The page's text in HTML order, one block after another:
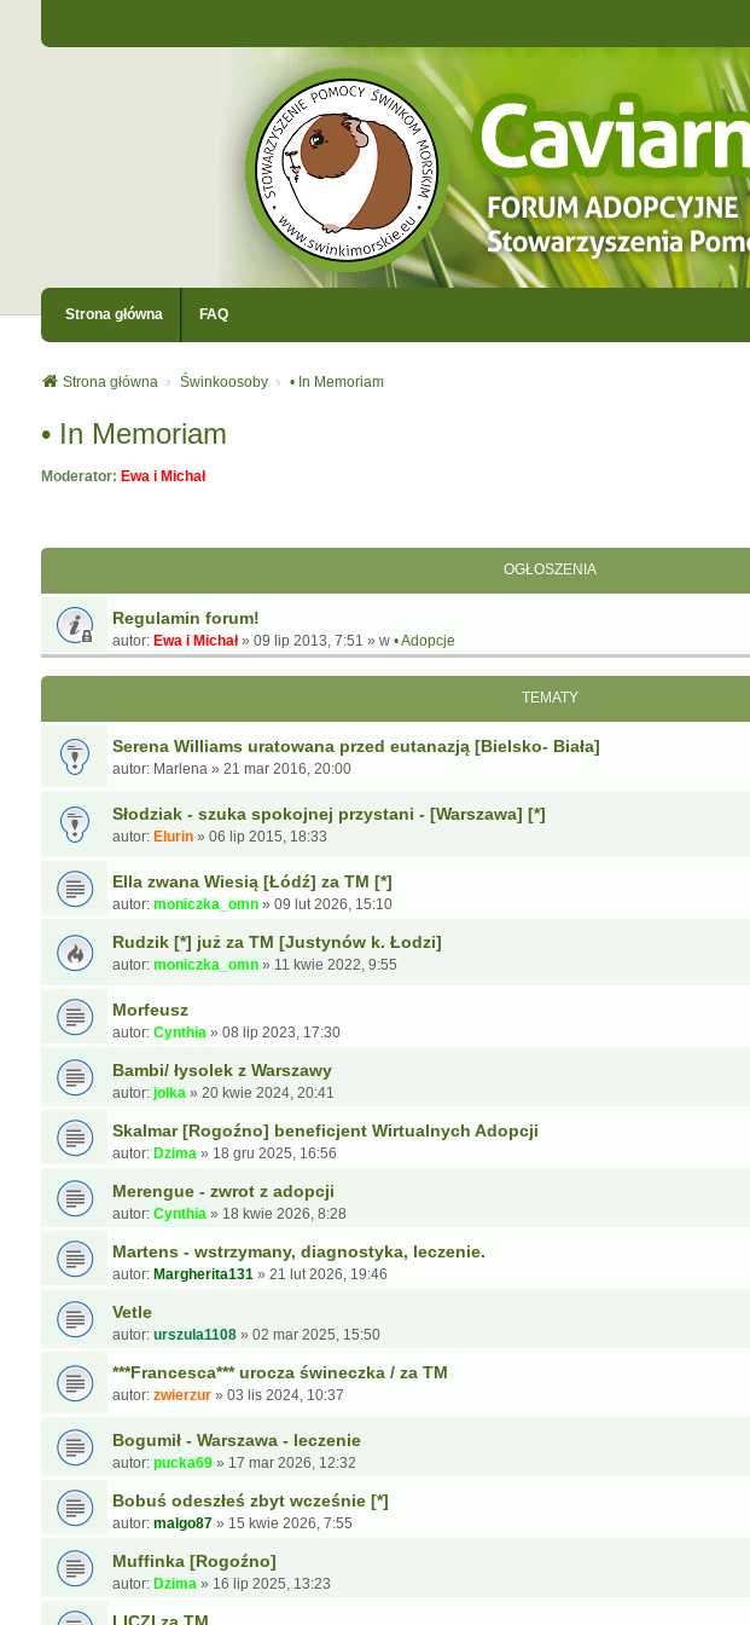
Strona główna FAQ
Strona główna Świnkoosoby • In Memoriam
• In Memoriam
Moderator: Ewa i Michał
OGŁOSZENIA
Regulamin forum!
autor: Ewa i Michał» 09 lip 2013, 7:51 » w • Adopcje
TEMATY
Serena Williams uratowana przed eutanazją [Bielsko- Biała]
autor: Marlena» 21 mar 2016, 20:00
Słodziak - szuka spokojnej przystani - [Warszawa] [*]
autor: Elurin» 06 lip 2015, 18:33
Ella zwana Wiesią [Łódź] za TM [*]
autor: moniczka_omn» 09 lut 2026, 15:10
Rudzik [*] już za TM [Justynów k. Łodzi]
autor: moniczka_omn» 11 kwie 2022, 9:55
Morfeusz
autor: Cynthia» 08 lip 2023, 17:30
Bambi/ łysolek z Warszawy
autor: jolka» 20 kwie 2024, 20:41
Skalmar [Rogoźno] beneficjent Wirtualnych Adopcji
autor: Dzima» 18 gru 2025, 16:56
Merengue - zwrot z adopcji
autor: Cynthia» 18 kwie 2026, 8:28
Martens - wstrzymany, diagnostyka, leczenie.
autor: Margherita131» 21 lut 2026, 19:46
Vetle
autor: urszula1108» 02 mar 2025, 15:50
***Francesca*** urocza świneczka / za TM
autor: zwierzur» 03 lis 2024, 10:37
Bogumił - Warszawa - leczenie
autor: pucka69» 17 mar 2026, 12:32
Bobuś odeszłeś zbyt wcześnie [*]
autor: malgo87» 15 kwie 2026, 7:55
Muffinka [Rogoźno]
autor: Dzima» 16 lip 2025, 13:23